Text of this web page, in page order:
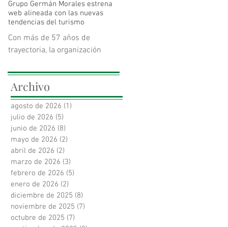
mejoras cognitivas un 55%
superiores a las observadas
generales de salud en adultos
mayores en riesgo de deterioro
Grupo Germán Morales estrena
web alineada con las nuevas
tendencias del turismo
Con más de 57 años de
trayectoria, la organización
narrativa de marca para
conectar la hotelería tradicional
con las rentas cortas, la
tecnología y la sostenibilidad.
La nueva plataforma responde
a las demandas del viajero
moderno y los nuevos modelos
de habitabilidad.
Archivo
agosto de 2026 (1)
julio de 2026 (5)
junio de 2026 (8)
mayo de 2026 (2)
abril de 2026 (2)
marzo de 2026 (3)
febrero de 2026 (5)
enero de 2026 (2)
diciembre de 2025 (8)
noviembre de 2025 (7)
octubre de 2025 (7)